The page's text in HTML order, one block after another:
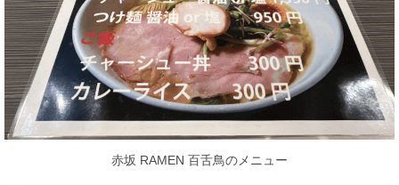
赤坂 RAMEN 百舌鳥のメニュー